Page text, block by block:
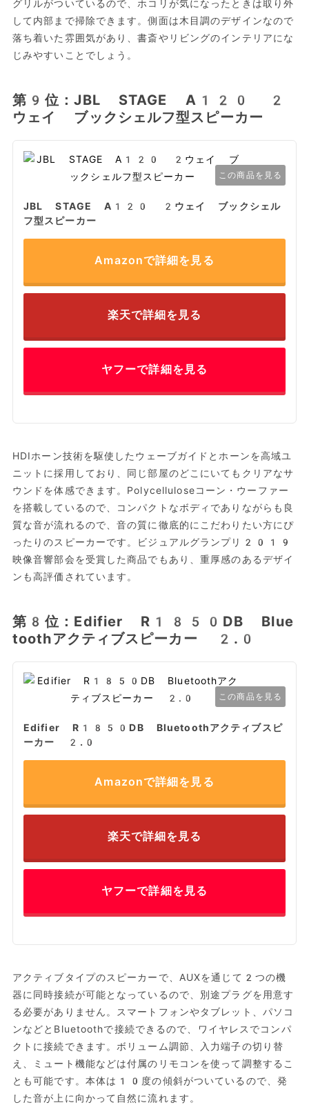
グリルがついているので、ホコリが気になったときは取り外
して内部まで掃除できます。側面は木目調のデザインなので
落ち着いた雰囲気があり、書斎やリビングのインテリアにな
じみやすいことでしょう。
第9位：JBL STAGE A120 2
ウェイ ブックシェルフ型スピーカー
この商品を見る
JBL STAGE A120 2ウェイ ブックシェル
フ型スピーカー
Amazonで詳細を見る
楽天で詳細を見る
ヤフーで詳細を見る
HDIホーン技術を駆使したウェーブガイドとホーンを高域ユ
ニットに採用しており、同じ部屋のどこにいてもクリアなサ
ウンドを体感できます。Polycelluloseコーン・ウーファー
を搭載しているので、コンパクトなボディでありながらも良
質な音が流れるので、音の質に徹底的にこだわりたい方にぴ
ったりのスピーカーです。ビジュアルグランプリ2019
映像音響部会を受賞した商品でもあり、重厚感のあるデザイ
ンも高評価されています。
第8位：Edifier R1850DB Blue
toothアクティブスピーカー 2.0
この商品を見る
Edifier R1850DB Bluetoothアクティブスピ
ーカー 2.0
Amazonで詳細を見る
楽天で詳細を見る
ヤフーで詳細を見る
アクティブタイプのスピーカーで、AUXを通じて2つの機
器に同時接続が可能となっているので、別途プラグを用意す
る必要がありません。スマートフォンやタブレット、パソコ
ンなどとBluetoothで接続できるので、ワイヤレスでコンパ
クトに接続できます。ボリューム調節、入力端子の切り替
え、ミュート機能などは付属のリモコンを使って調整するこ
とも可能です。本体は10度の傾斜がついているので、発
した音が上に向かって自然に流れます。